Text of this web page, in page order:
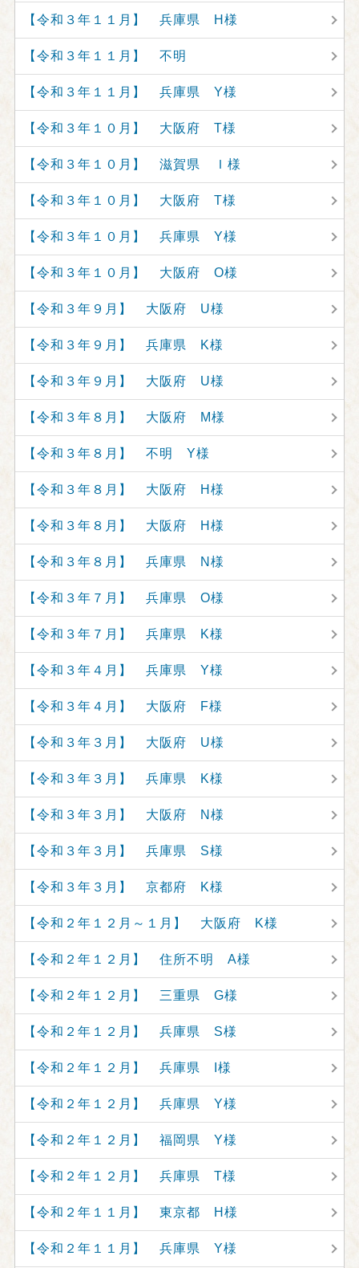
【令和３年１１月】 兵庫県 H様
【令和３年１１月】 不明
【令和３年１１月】 兵庫県 Y様
【令和３年１０月】 大阪府 T様
【令和３年１０月】 滋賀県 Ｉ様
【令和３年１０月】 大阪府 T様
【令和３年１０月】 兵庫県 Y様
【令和３年１０月】 大阪府 O様
【令和３年９月】 大阪府 U様
【令和３年９月】 兵庫県 K様
【令和３年９月】 大阪府 U様
【令和３年８月】 大阪府 M様
【令和３年８月】 不明 Y様
【令和３年８月】 大阪府 H様
【令和３年８月】 大阪府 H様
【令和３年８月】 兵庫県 N様
【令和３年７月】 兵庫県 O様
【令和３年７月】 兵庫県 K様
【令和３年４月】 兵庫県 Y様
【令和３年４月】 大阪府 F様
【令和３年３月】 大阪府 U様
【令和３年３月】 兵庫県 K様
【令和３年３月】 大阪府 N様
【令和３年３月】 兵庫県 S様
【令和３年３月】 京都府 K様
【令和２年１２月～１月】 大阪府 K様
【令和２年１２月】 住所不明 A様
【令和２年１２月】 三重県 G様
【令和２年１２月】 兵庫県 S様
【令和２年１２月】 兵庫県 I様
【令和２年１２月】 兵庫県 Y様
【令和２年１２月】 福岡県 Y様
【令和２年１２月】 兵庫県 T様
【令和２年１１月】 東京都 H様
【令和２年１１月】 兵庫県 Y様